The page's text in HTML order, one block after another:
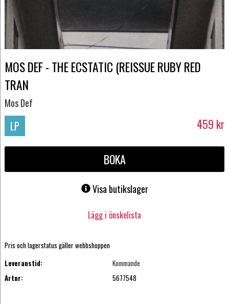
MOS DEF - THE ECSTATIC (REISSUE RUBY RED
TRAN
Mos Def
LP 459 kr
BOKA
Visa butikslager
Lägg i önskelista
Pris och lagerstatus gäller webbshoppen
Leveranstid:
Kommande
Artnr:
5677548